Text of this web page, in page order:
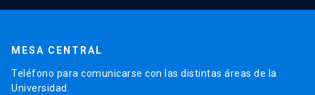
MESA CENTRAL
Teléfono para comunicarse con las distintas áreas de la
Universidad.